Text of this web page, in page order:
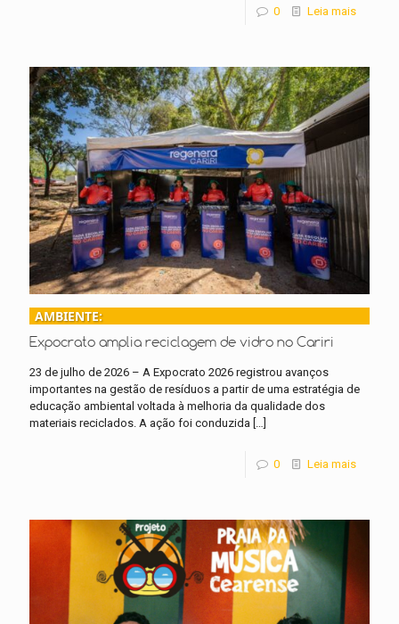
0 Leia mais
AMBIENTE:
Expocrato amplia reciclagem de vidro no Cariri
23 de julho de 2026 – A Expocrato 2026 registrou avanços
importantes na gestão de resíduos a partir de uma estratégia de
educação ambiental voltada à melhoria da qualidade dos
materiais reciclados. A ação foi conduzida
0 Leia mais